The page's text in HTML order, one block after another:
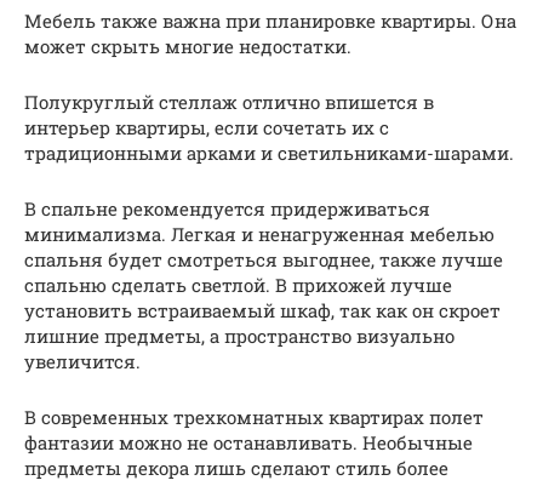
Мебель также важна при планировке квартиры. Она
может скрыть многие недостатки.
Полукруглый стеллаж отлично впишется в
интерьер квартиры, если сочетать их с
традиционными арками и светильниками-шарами.
В спальне рекомендуется придерживаться
минимализма. Легкая и ненагруженная мебелью
спальня будет смотреться выгоднее, также лучше
спальню сделать светлой. В прихожей лучше
установить встраиваемый шкаф, так как он скроет
лишние предметы, а пространство визуально
увеличится.
В современных трехкомнатных квартирах полет
фантазии можно не останавливать. Необычные
предметы декора лишь сделают стиль более